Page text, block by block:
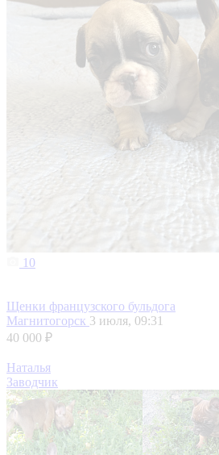
10
Щенки французского бульдога
Магнитогорск 3 июля, 09:31
40 000 ₽
Наталья
Заводчик